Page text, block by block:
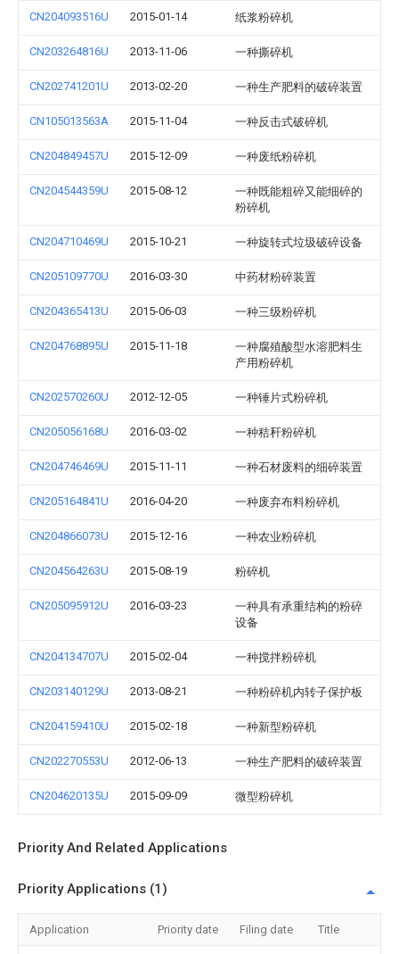
CN204093516U 2015-01-14 纸浆粉碎机
CN203264816U 2013-11-06 一种撕碎机
CN202741201U 2013-02-20 一种生产肥料的破碎装置
CN105013563A 2015-11-04 一种反击式破碎机
CN204849457U 2015-12-09 一种废纸粉碎机
CN204544359U 2015-08-12
一种既能粗碎又能细碎的
粉碎机
CN204710469U 2015-10-21 一种旋转式垃圾破碎设备
CN205109770U 2016-03-30 中药材粉碎装置
CN204365413U 2015-06-03 一种三级粉碎机
CN204768895U 2015-11-18
一种腐殖酸型水溶肥料生
产用粉碎机
CN202570260U 2012-12-05 一种锤片式粉碎机
CN205056168U 2016-03-02 一种秸秆粉碎机
CN204746469U 2015-11-11 一种石材废料的细碎装置
CN205164841U 2016-04-20 一种废弃布料粉碎机
CN204866073U 2015-12-16 一种农业粉碎机
CN204564263U 2015-08-19 粉碎机
CN205095912U 2016-03-23
一种具有承重结构的粉碎
设备
CN204134707U 2015-02-04 一种搅拌粉碎机
CN203140129U 2013-08-21 一种粉碎机内转子保护板
CN204159410U 2015-02-18 一种新型粉碎机
CN202270553U 2012-06-13 一种生产肥料的破碎装置
CN204620135U 2015-09-09 微型粉碎机
Priority And Related Applications
Priority Applications (1)
Application Priority date Filing date Title